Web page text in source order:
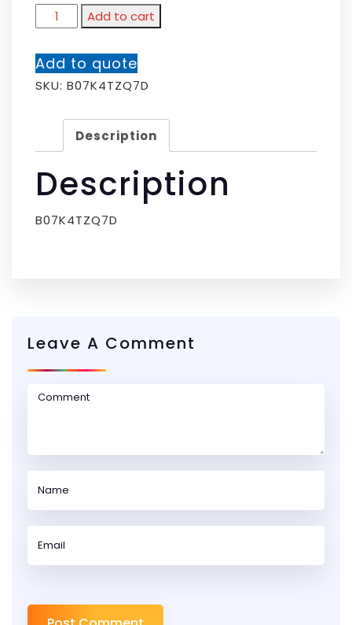
Add to cart
Add to quote
SKU: B07K4TZQ7D
Description
Description
B07K4TZQ7D
Leave A Comment